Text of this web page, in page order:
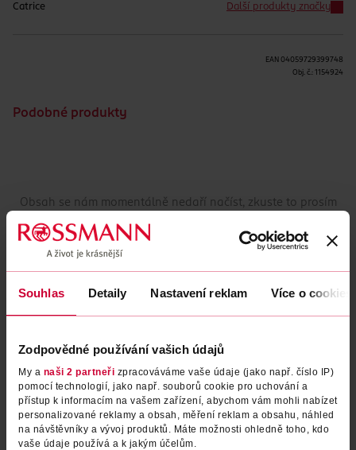
Souhlas Detaily Nastavení reklam Více o cookies
Zodpovědné používání vašich údajů
My a naši 2 partneři zpracováváme vaše údaje (jako např. číslo IP)
pomocí technologií, jako např. souborů cookie pro uchování a
přístup k informacím na vašem zařízení, abychom vám mohli nabízet
personalizované reklamy a obsah, měření reklam a obsahu, náhled
na návštěvníky a vývoj produktů. Máte možnosti ohledně toho, kdo
vaše údaje používá a k jakým účelům.
Catrice Další produkty značky
EAN 04059729399748
Obj. č.: 1154924
Podobné produkty
Obsah se nám momentálně nedaří načíst, zkuste to prosím